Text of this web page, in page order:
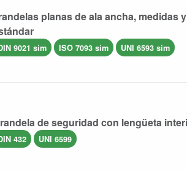
planas de ala ancha, medidas
9021 sim ISO 7093 sim UNI 6593 sim
de seguridad con lengüeta
432 UNI 6599